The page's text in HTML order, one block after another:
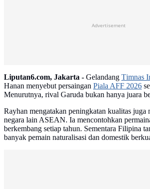
Advertisement
Liputan6.com, Jakarta - Gelandang Timnas
Hanan menyebut persaingan Piala AFF 2026
Menurutnya, rival Garuda bukan hanya juara
Rayhan mengatakan peningkatan kualitas juga
negara lain ASEAN. Ia mencontohkan
berkembang setiap tahun. Sementara Filipina
banyak pemain naturalisasi dan domestik